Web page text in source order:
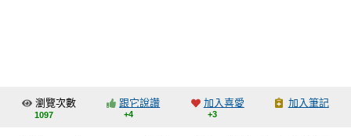
交流中心
瀏覽次數
1097
跟它說讚
+4
加入喜愛
+3
加入筆記